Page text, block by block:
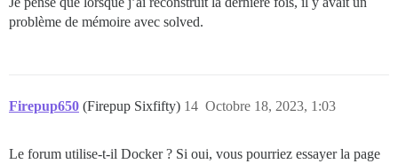
problème de mémoire avec solved.
Firepup650 (Firepup Sixfifty) Octobre 18, 2023, 1:03
14
Le forum utilise-t-il Docker ? Si oui, vous pourriez essayer la page